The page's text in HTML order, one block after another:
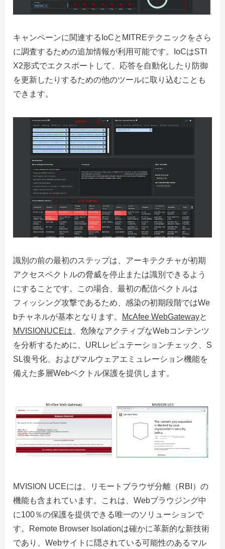
キャンペーンに関連するIoCとMITREテクニックをさら
に調査するための追加情報が利用可能です。IoCはSTI
X2形式でエクスポートして、応答を自動化したり防御
を更新したりするための他のツールに取り込むことも
できます。
識別の前の最初のステップは、アーキテクチャが初期
アクセスベクトルの脅威を停止または識別できるよう
にすることです。この場合、最初の配信ベクトルは
フィッシング攻撃であるため、感染の初期段階ではWe
bチャネルが基本となります。
McAfee WebGatewayと
MVISIONUCEは 、危険なアクティブなWebコンテンツ
を分析するために、URLレピュテーションチェック、S
SL復号化、およびマルウェアエミュレーション機能を
備えた多層Webベクトル保護を提供します。
MVISION UCEには、リモートブラウザ分離（RBI）の
機能も含まれています。これは、Webブラウジング中
に100％の保護を提供できる唯一のソリューションで
す。Remote Browser Isolationは確かに革新的な新技術
であり、Webサイトに隠されている可能性のあるマル